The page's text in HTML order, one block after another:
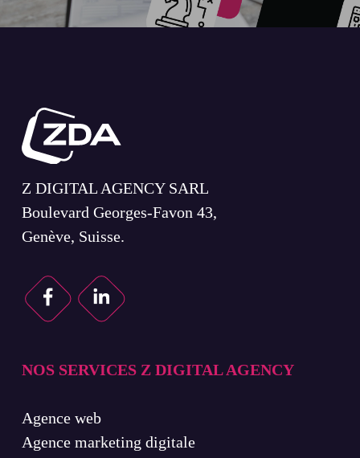
Z DIGITAL AGENCY SARL
Boulevard Georges-Favon 43,
Genève, Suisse.
NOS SERVICES Z DIGITAL AGENCY
Agence web
Agence marketing digitale